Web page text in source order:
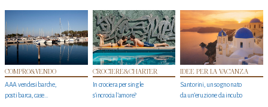
COMPRO&VENDO
AAA vendesi barche,
posti barca, case…
CROCIERE&CHARTER
In crociera per single
s'incrocia l’amore?
IDEE PER LA VACANZA
Santorini, un sogno nato
da un’eruzione da incubo